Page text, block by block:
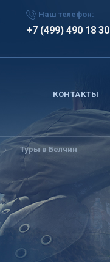
Наш телефон:
+7 (499) 490 18 30
КОНТАКТЫ
Туры в Белчин